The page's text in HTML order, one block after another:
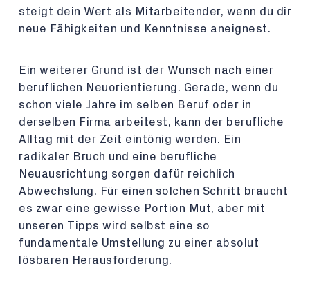
steigt dein Wert als Mitarbeitender, wenn du dir
neue Fähigkeiten und Kenntnisse aneignest.
Ein weiterer Grund ist der Wunsch nach einer
beruflichen Neuorientierung. Gerade, wenn du
schon viele Jahre im selben Beruf oder in
derselben Firma arbeitest, kann der berufliche
Alltag mit der Zeit eintönig werden. Ein
radikaler Bruch und eine berufliche
Neuausrichtung sorgen dafür reichlich
Abwechslung. Für einen solchen Schritt braucht
es zwar eine gewisse Portion Mut, aber mit
unseren Tipps wird selbst eine so
fundamentale Umstellung zu einer absolut
lösbaren Herausforderung.